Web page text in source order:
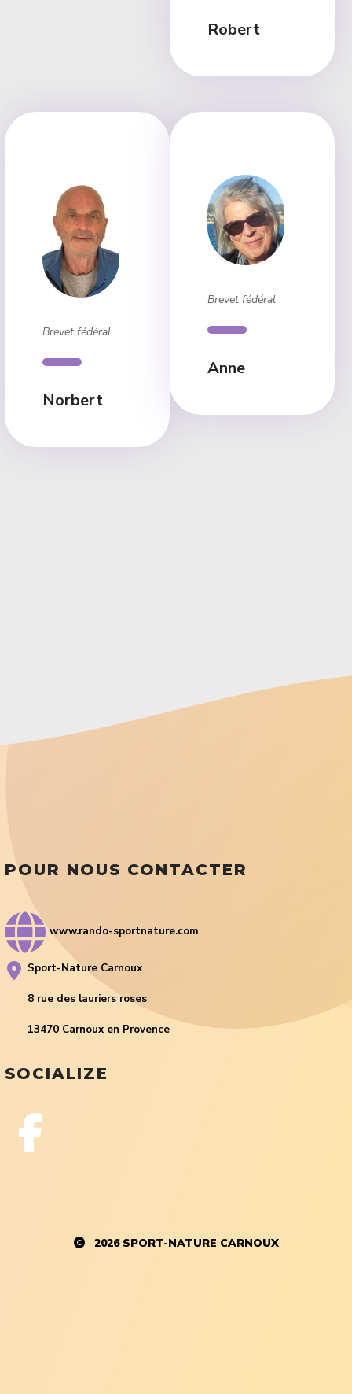
Robert
Brevet fédéral
Norbert
Brevet fédéral
Anne
POUR NOUS CONTACTER
www.rando-sportnature.com
Sport-Nature Carnoux
8 rue des lauriers roses
13470 Carnoux en Provence
SOCIALIZE
2026 SPORT-NATURE CARNOUX